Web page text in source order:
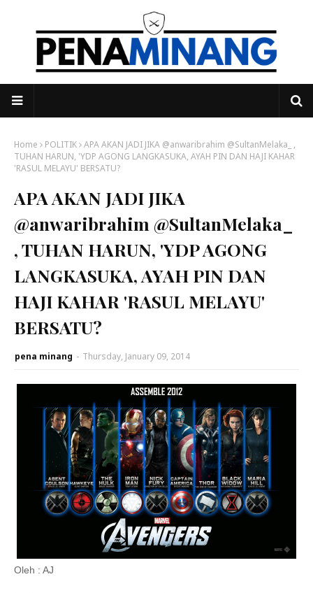
Home POLITIK APA AKAN JADI JIKA @anwaribrahim @SultanMelaka_ ,
TUHAN HARUN, 'YDP AGONG LANGKASUKA, AYAH PIN DAN HAJI KAHAR
'RASUL MELAYU' BERSATU?
APA AKAN JADI JIKA
@anwaribrahim @SultanMelaka_
, TUHAN HARUN, 'YDP AGONG
LANGKASUKA, AYAH PIN DAN
HAJI KAHAR 'RASUL MELAYU'
BERSATU?
pena minang - Thursday, January 09, 2014
Oleh : AJ